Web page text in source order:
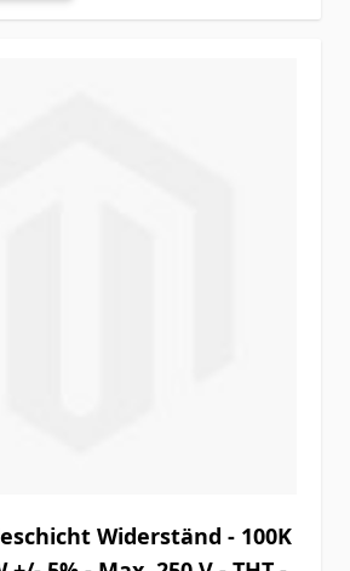
Widerständ - 100K